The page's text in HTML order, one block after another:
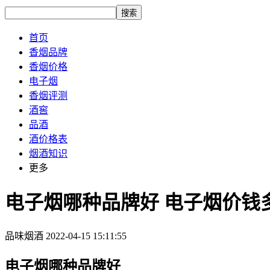
搜索
首页
香烟品牌
香烟价格
电子烟
香烟评测
酒窖
品酒
酒价格表
烟酒知识
更多
电子烟哪种品牌好 电子烟价钱
品味烟酒 2022-04-15 15:11:55
电子烟哪种品牌好